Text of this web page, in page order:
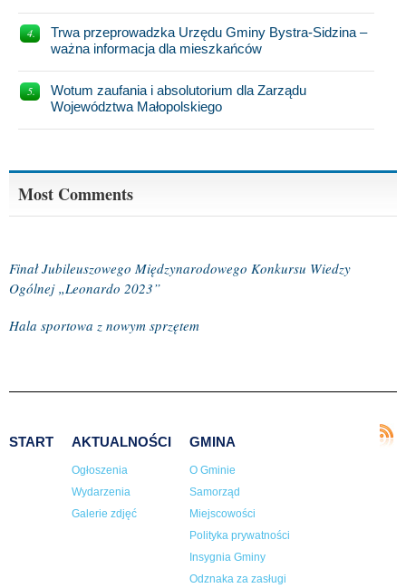
Trwa przeprowadzka Urzędu Gminy Bystra-Sidzina –
ważna informacja dla mieszkańców
Wotum zaufania i absolutorium dla Zarządu
Województwa Małopolskiego
Most Comments
Finał Jubileuszowego Międzynarodowego Konkursu Wiedzy
Ogólnej „Leonardo 2023”
Hala sportowa z nowym sprzętem
START AKTUALNOŚCI
Ogłoszenia
Wydarzenia
Galerie zdjęć
GMINA
O Gminie
Samorząd
Miejscowości
Polityka prywatności
Insygnia Gminy
Odznaka za zasługi